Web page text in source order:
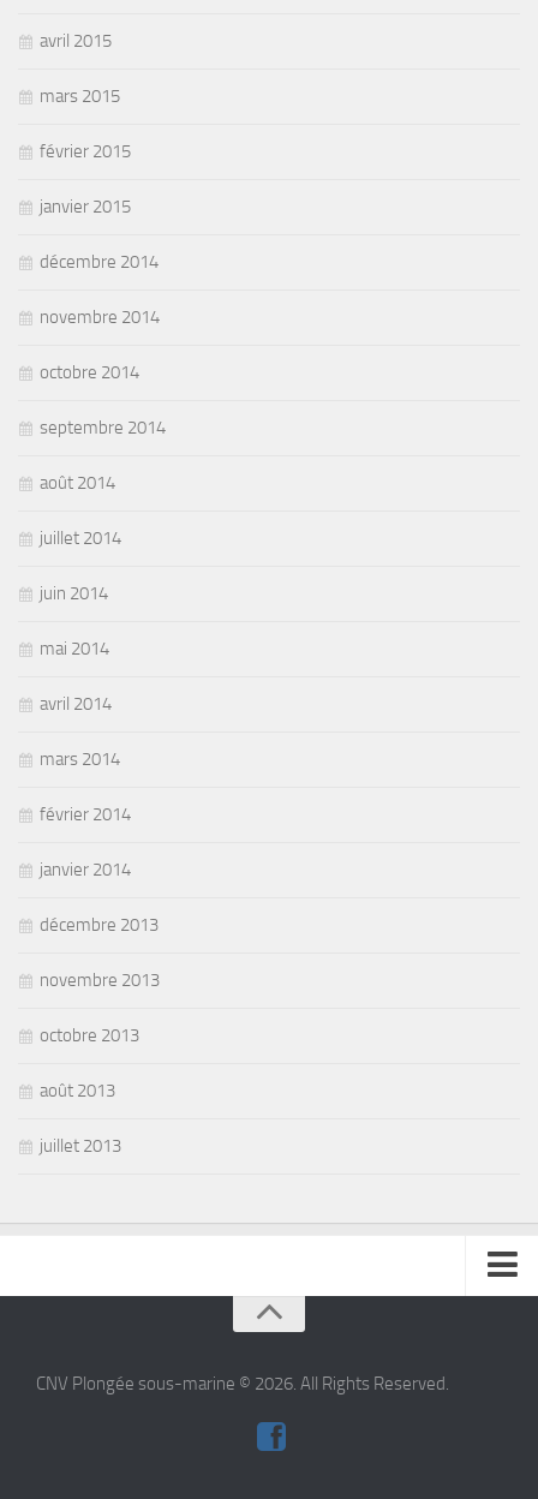
avril 2015
mars 2015
février 2015
janvier 2015
décembre 2014
novembre 2014
octobre 2014
septembre 2014
août 2014
juillet 2014
juin 2014
mai 2014
avril 2014
mars 2014
février 2014
janvier 2014
décembre 2013
novembre 2013
octobre 2013
août 2013
juillet 2013
CNV Plongée sous-marine © 2026. All Rights Reserved.